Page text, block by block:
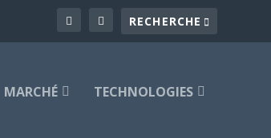
MARCHÉ TECHNOLOGIES